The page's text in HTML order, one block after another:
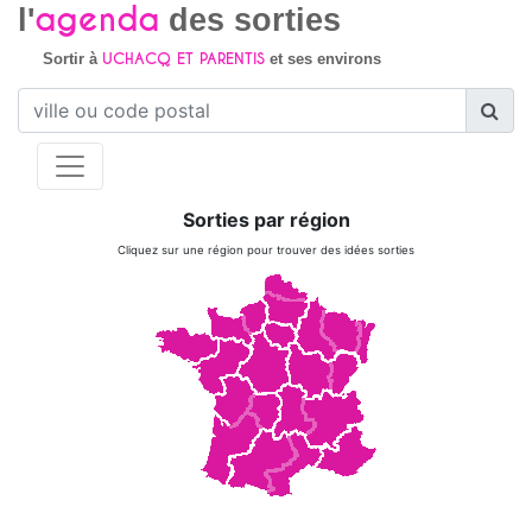
l'agenda des sorties
Sortir à UCHACQ ET PARENTISet ses environs
Sorties par région
Cliquez sur une région pour trouver des idées sorties